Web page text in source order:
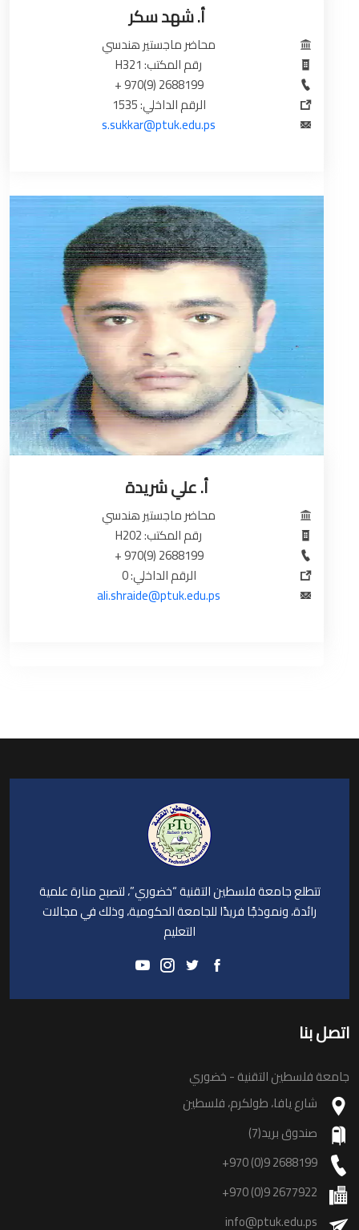
أ. شهد سكر
محاضر ماجستير هندسي
رقم المكتب: H321
2688199 (9)970 +
الرقم الداخلي: 1535
s.sukkar@ptuk.edu.ps
أ. علي شريدة
محاضر ماجستير هندسي
رقم المكتب: H202
2688199 (9)970 +
الرقم الداخلي: 0
ali.shraide@ptuk.edu.ps
تتطلع جامعة فلسطين التقنية “خضوري”، لتصبح منارة علمية
رائدة، ونموذجًا فريدًا للجامعة الحكومية، وذلك في مجالات
التعليم
اتصل بنا
جامعة فلسطين التقنية - خضوري
شارع يافا، طولكرم، فلسطين
صندوق بريد(7)
+970 (0)9 2688199
+970 (0)9 2677922
info@ptuk.edu.ps